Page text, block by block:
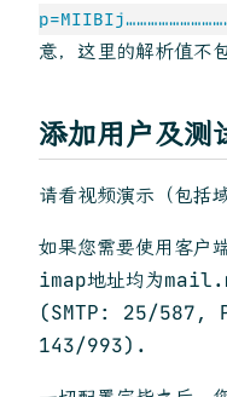
意，这里的解析值不
添加用户及测
请看视频演示（包括
如果您需要使用客
imap地址均为
(SMTP: 25/587,
143/993).